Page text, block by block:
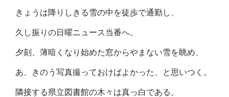
きょうは降りしきる雪の中を徒歩で通勤し、
久し振りの日曜ニュース当番へ。
夕刻、薄暗くなり始めた窓からやまない雪を眺め、
あ、きのう写真撮っておけばよかった、と思いつく。
隣接する県立図書館の木々は真っ白である。